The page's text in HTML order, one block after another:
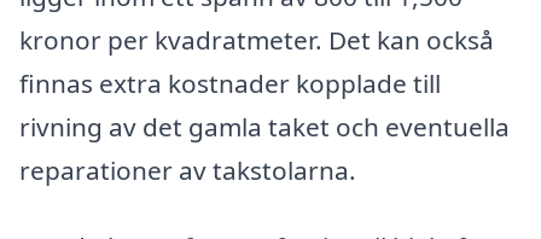
kronor per kvadratmeter. Det kan också
finnas extra kostnader kopplade till
rivning av det gamla taket och eventuella
reparationer av takstolarna.